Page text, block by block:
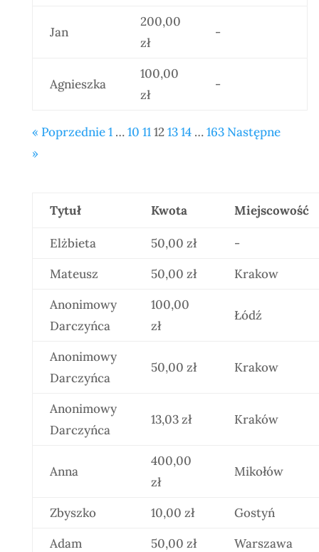
Jan
200,00
zł
-
Agnieszka
100,00
zł
-
« Poprzednie1 …10 11121314 …163 Następne
»
Tytuł Kwota Miejscowość
Elżbieta 50,00 zł
-
Mateusz
50,00 zł
Krakow
Anonimowy
Darczyńca
100,00
zł
Łódź
Anonimowy
Darczyńca
50,00 zł Krakow
Anonimowy
Darczyńca
13,03 zł Kraków
Anna
400,00
zł
Mikołów
Zbyszko 10,00 zł
Gostyń
Adam
50,00 zł
Warszawa